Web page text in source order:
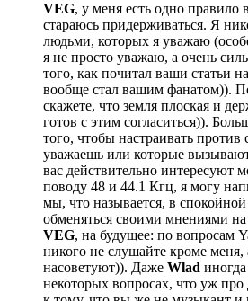
VEG, у меня есть одно правило
стараюсь придерживаться. Я
людьми, которых я уважаю
я не просто уважаю, а очень
того, как почитал ваши статьи
вообще стал вашим фанатом)).
скажете, что земля плоская и
готов с этим согласиться)).
того, чтобы настраивать
уважаешь или которые
вас действительно интересуют
поводу 48 и 44.1 Кгц, я могу
мы, что называется, в
обменяться своими мнениями
VEG, на будущее: по вопросам
никого не слушайте кроме меня,
насоветуют)). Даже Wlad
некоторых вопросах, что уж про